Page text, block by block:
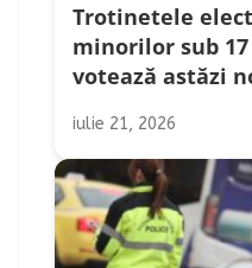
Trotinetele
minorilor sub
votează astăzi
iulie 21, 2026